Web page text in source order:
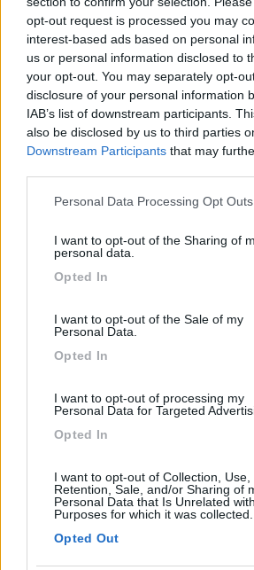
opt-out request is processed you may
interest-based ads based on personal
us or personal information disclosed to
your opt-out. You may separately opt-
disclosure of your personal information
IAB’s list of downstream participants.
also be disclosed by us to third parties
Downstream Participants that may
Please note that this website/app uses
not limited to your visit or usage
grant or deny consent to Google and its
use your data for below specified
Personal Data Processing Opt Outs
I want to opt-out of the Sharing of
personal data.
Opted In
I want to opt-out of the Sale of my
Personal Data.
Opted In
I want to opt-out of processing my
Personal Data for Targeted
Opted In
I want to opt-out of Collection, Use,
Retention, Sale, and/or Sharing of
Personal Data that Is Unrelated
Purposes for which it was collected.
Opted Out
www.iz4dji.it
flavius
Leggendo tutti i post relativi a questo
questo avevo un rapido telaio alko maxi
6,80, io solo con poca acqua 2 bombole
vacanza ruota di scorta peso 3520 kg.è
58914
Inserito il15/07/2021 alle:08:05:01
Leggendo tutti i post relativi a questo
balza, quindi metterò quelli. Prima di questo
maxi , ruote da 16 lungo 6,80, io solo con poca
quasi in assetto vacanza ruota di scorta peso